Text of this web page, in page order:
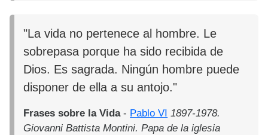
"La vida no pertenece al hombre. Le
sobrepasa porque ha sido recibida de
Dios. Es sagrada. Ningún hombre puede
disponer de ella a su antojo."
Frases sobre la Vida- Pablo VI 1897-1978.
Giovanni Battista Montini. Papa de la iglesia